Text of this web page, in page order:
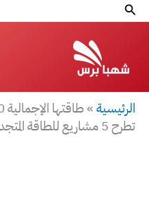
تخطيالبحث
الرئيسية»
تطرح 5 مشاريع للطاقة المتجددة